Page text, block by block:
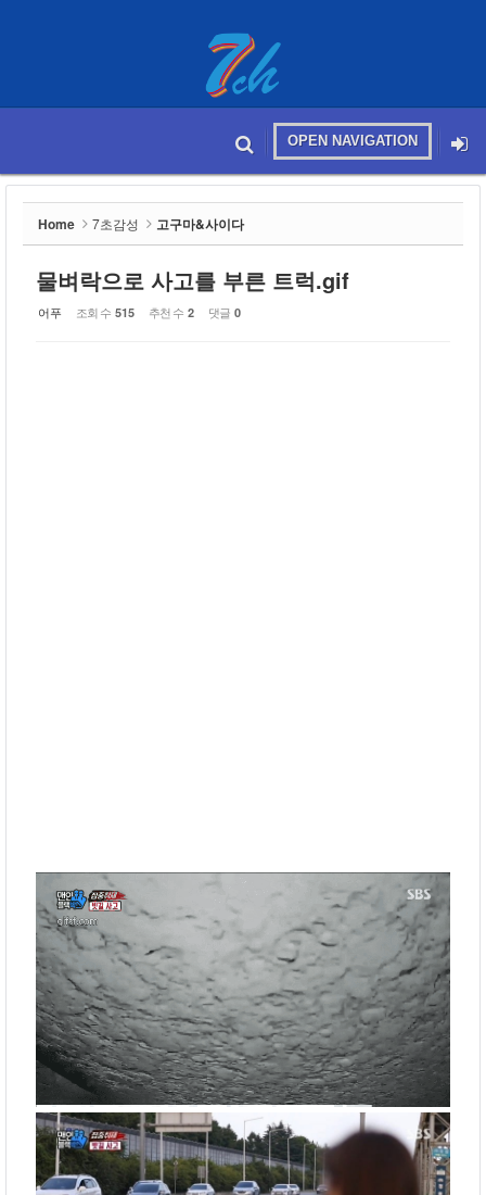
메뉴 건너뛰기
OPEN NAVIGATION
본문시작
Home 7초감성 고구마&사이다
물벼락으로 사고를 부른 트럭.gif
어푸 조회 수 515 추천 수 2 댓글 0
Sketchbook5, 스케치북5
Sketchbook5, 스케치북5